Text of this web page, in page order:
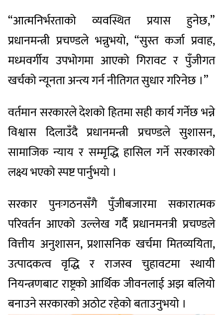
“आत्मनिर्भरताको व्यवस्थित प्रयास हुनेछ,”
प्रधानमन्त्री प्रचण्डले भन्नुभयो, “सुस्त कर्जा प्रवाह,
मध्मवर्गीय उपभोगमा आएको गिरावट र पुँजीगत
खर्चको न्यूनता अन्त्य गर्न नीतिगत सुधार गरिनेछ ।”
वर्तमान सरकारले देशको हितमा सही कार्य गर्नेछ भन्ने
विश्वास दिलाउँदै प्रधानमन्त्री प्रचण्डले सुशासन,
सामाजिक न्याय र सम्मृद्धि हासिल गर्ने सरकारको
लक्ष्य भएको स्पष्ट पार्नुभयो ।
सरकार पुनःगठनसँगै पुँजीबजारमा सकारात्मक
परिवर्तन आएको उल्लेख गर्दैै प्रधानमनत्री प्रचण्डले
वित्तीय अनुशासन, प्रशासनिक खर्चमा मितव्ययिता,
उत्पादकत्व वृद्धि र राजस्व चुहावटमा स्थायी
नियन्त्रणबाट राष्ट्रको आर्थिक जीवनलाई अझ बलियो
बनाउने सरकारको अठोट रहेको बताउनुभयो ।